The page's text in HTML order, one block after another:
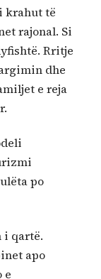
krahut të
rajonal. Si
Rritje
dhe
e reja
po
i qartë.
apo
e